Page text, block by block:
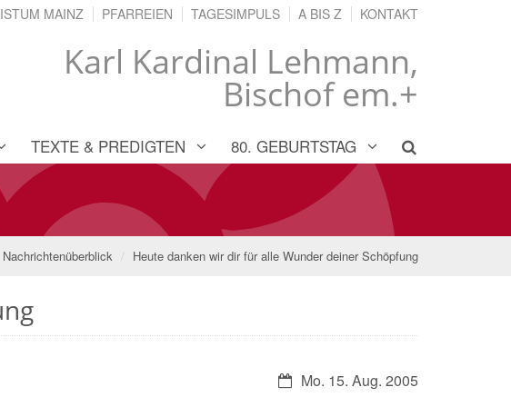
MAINZ PFARREIEN TAGESIMPULS A BIS Z KONTAKT
Karl Kardinal Lehmann,
Bischof em.+
TEXTE & PREDIGTEN 80. GEBURTSTAG
Nachrichtenüberblick Heute danken wir dir für alle Wunder deiner Schöpfung
Datum:Mo. 15. Aug. 2005